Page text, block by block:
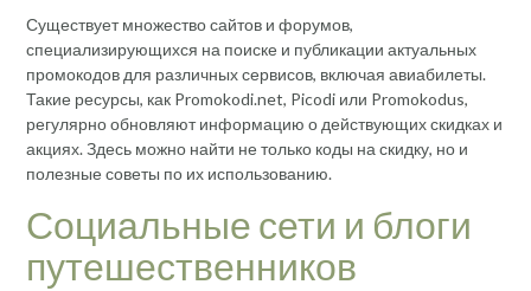
Существует множество сайтов и форумов,
специализирующихся на поиске и публикации актуальных
промокодов для различных сервисов, включая авиабилеты.
Такие ресурсы, как Promokodi.net, Picodi или Promokodus,
регулярно обновляют информацию о действующих скидках и
акциях. Здесь можно найти не только коды на скидку, но и
полезные советы по их использованию.
Социальные сети и блоги
путешественников